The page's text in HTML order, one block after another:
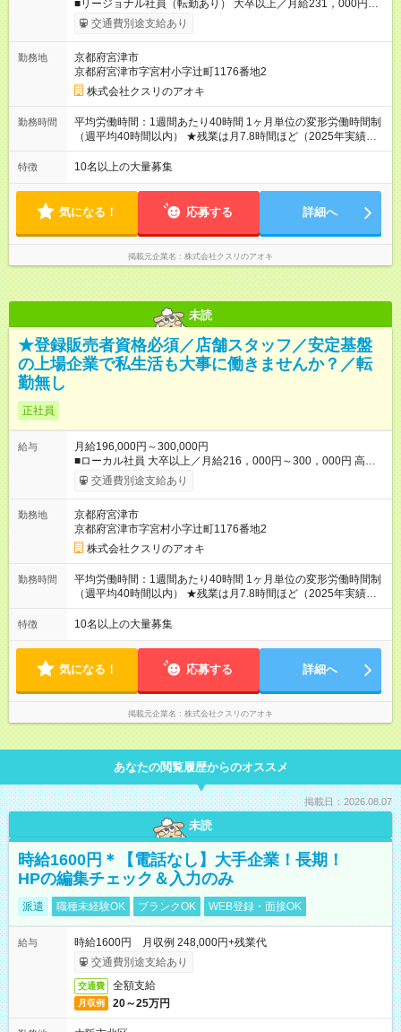
■リージョナル社員（転勤あり） 大卒以上／月給231，000円～
310，000円 高卒以上／月給211，000円～310，000円 ★エリア
手当（石川県、富山県、福井県、岐阜県、群馬県、茨城県 月1
種手当あり ★登録販売者資格保持者には、別途月1万円支給（実
務経験がない方にも同額を支給） ※ただし、短時間勤務・早番
固定社員は当社規定に従い額が変動 ＝＝＝＝＝＝＝＝＝＝＝＝
＝＝ ★職務給制度で実力次第で収入アップ！ 職務内容に応じて
給与が支払われ、昇格試験なく役職に就いた時点で年収がUPす
る制度です。 約4割の社員が入社3年目で店長に就いています。
交通費別途支給あり
勤務地
京都府宮津市
京都府宮津市字宮村小字辻町1176番地2
株式会社クスリのアオキ
勤務時間
平均労働時間：1週間あたり40時間 1ヶ月単位の変形労働時間制
（週平均40時間以内） ★残業は月7.8時間ほど（2025年実績）
＜店舗の基本営業時間＞ 9時～22時 ※勤務時間は店舗により異
なります。 ＜シフト例＞ 早番：8時00分～17時00分 中番：11
1ヶ月単位の変形労働時間制（週平均40時間以内） ★残業は月
7.8時間ほど（2025年実績） ＜店舗の基本営業時間＞ 9時～22
時 ※勤務時間は店舗により異なります。 ＜シフト例＞ 早番：8
時00分～17時00分 中番：11時～20時 遅番：13時～22時
特徴 10名以上の大量募集
気になる！ 応募する 詳細へ
掲載元企業名 株式会社クスリのアオキ
未読
★登録販売者資格必須／店舗スタッフ／安定基盤
の上場企業で私生活も大事に働きませんか？／転
勤無し
正社員
給与
月給196,000円～300,000円
■ローカル社員 大卒以上／月給216，000円～300，000円 高卒
以上／月給196，000円～300，000円 ★エリア手当（石川県、
富山県、福井県、岐阜県、群馬県、茨城県 月1万円）を会社規
録販売者資格保持者への月1万円支給を含む（実務経験がない方
にも同額を支給） ※ただし、短時間勤務・早番固定社員は当社
規定に従い額が変動 【試用期間】試用期間なし ＝＝＝＝＝＝＝
＝＝＝＝＝＝＝ ★職務給制度で実力次第で収入アップ！ 職務内
容に応じて給与が支払われ、昇格試験なく役職に就いた時点で
年収がUPする制度です。 約4割の社員が入社3年目で店長に就い
交通費別途支給あり
勤務地
京都府宮津市
京都府宮津市字宮村小字辻町1176番地2
株式会社クスリのアオキ
勤務時間
平均労働時間：1週間あたり40時間 1ヶ月単位の変形労働時間制
（週平均40時間以内） ★残業は月7.8時間ほど（2025年実績）
＜店舗の基本営業時間＞ 9時～22時 ※勤務時間は店舗により異
なります。 ＜シフト例＞ 早番：8時00分～17時00分 中番：11
1ヶ月単位の変形労働時間制（週平均40時間以内） ★残業は月
7.8時間ほど（2025年実績） ＜店舗の基本営業時間＞ 9時～22
時 ※勤務時間は店舗により異なります。 ＜シフト例＞ 早番：8
時00分～17時00分 中番：11時～20時 遅番：13時～22時
特徴 10名以上の大量募集
気になる！ 応募する 詳細へ
掲載元企業名 株式会社クスリのアオキ
あなたの閲覧履歴からのオススメ
掲載日：2026.08.07
未読
時給1600円＊【電話なし】大手企業！長期！
HPの編集チェック＆入力のみ
派遣 職種未経験OK ブランクOK WEB登録・面接OK
給与
時給1600円 月収例 248,000円+残業代
交通費別途支給あり
交通費 全額支給
月収例 20～25万円